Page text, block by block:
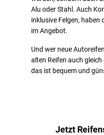
Alu oder Stahl. Auch
inklusive Felgen, haben
im Angebot.
Und wer neue
alten Reifen auch
das ist bequem und
Jetzt